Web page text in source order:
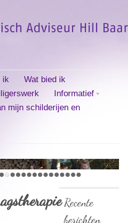
ik
Wat bied ik
Informatief
mijn schilderijen en
Recente
berichten